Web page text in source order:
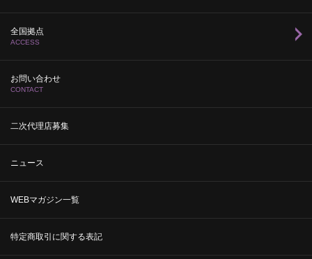
全国拠点
ACCESS
お問い合わせ
CONTACT
二次代理店募集
ニュース
WEBマガジン一覧
特定商取引に関する表記